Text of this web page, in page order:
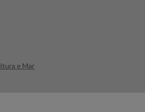
e Mar